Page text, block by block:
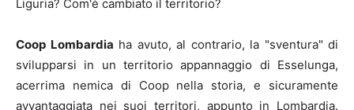
Liguria? Com'è cambiato il territorio?
Coop Lombardia ha avuto, al contrario, la "sventura" di
svilupparsi in un territorio appannaggio di Esselunga,
acerrima nemica di Coop nella storia, e sicuramente
avvantaggiata nei suoi territori, appunto in Lombardia.